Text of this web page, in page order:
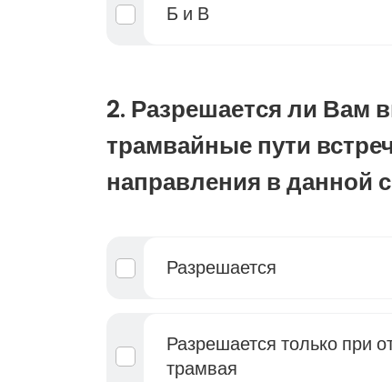
Б и В
2. Разрешается ли Вам
трамвайные пути
направления в данной
Разрешается
Разрешается только при
трамвая